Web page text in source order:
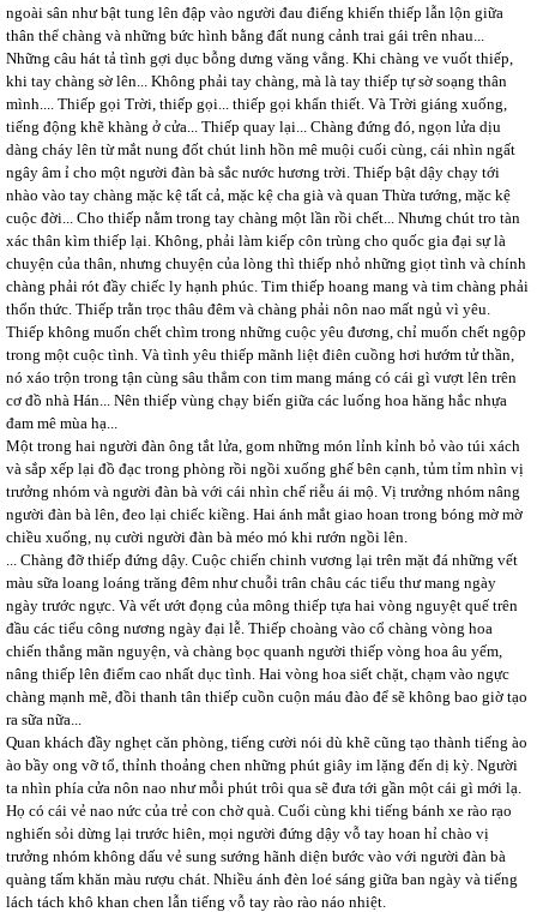
ngoài sân như bật tung lên đập vào người đau điếng khiến thiếp lẫn lộn giữa
thân thể chàng và những bức hình bằng đất nung cảnh trai gái trên nhau...
Những câu hát tả tình gợi dục bỗng dưng văng vẳng. Khi chàng ve vuốt thiếp,
khi tay chàng sờ lên... Không phải tay chàng, mà là tay thiếp tự sờ soạng thân
mình.... Thiếp gọi Trời, thiếp gọi... thiếp gọi khẩn thiết. Và Trời giáng xuống,
tiếng động khẽ khàng ở cửa... Thiếp quay lại... Chàng đứng đó, ngọn lửa dịu
dàng cháy lên từ mắt nung đốt chút linh hồn mê muội cuối cùng, cái nhìn ngất
ngây âm ỉ cho một người đàn bà sắc nước hương trời. Thiếp bật dậy chạy tới
nhào vào tay chàng mặc kệ tất cả, mặc kệ cha già và quan Thừa tướng, mặc kệ
cuộc đời... Cho thiếp nằm trong tay chàng một lần rồi chết... Nhưng chút tro tàn
xác thân kìm thiếp lại. Không, phải làm kiếp côn trùng cho quốc gia đại sự là
chuyện của thân, nhưng chuyện của lòng thì thiếp nhỏ những giọt tình và chính
chàng phải rót đầy chiếc ly hạnh phúc. Tim thiếp hoang mang và tim chàng phải
thổn thức. Thiếp trằn trọc thâu đêm và chàng phải nôn nao mất ngủ vì yêu.
Thiếp không muốn chết chìm trong những cuộc yêu đương, chỉ muốn chết ngộp
trong một cuộc tình. Và tình yêu thiếp mãnh liệt điên cuồng hơi hướm tử thần,
nó xáo trộn trong tận cùng sâu thẳm con tim mang máng có cái gì vượt lên trên
cơ đồ nhà Hán... Nên thiếp vùng chạy biến giữa các luống hoa hăng hắc nhựa
đam mê mùa hạ...
Một trong hai người đàn ông tắt lửa, gom những món lỉnh kỉnh bỏ vào túi xách
và sắp xếp lại đồ đạc trong phòng rồi ngồi xuống ghế bên cạnh, tủm tỉm nhìn vị
trưởng nhóm và người đàn bà với cái nhìn chế riễu ái mộ. Vị trưởng nhóm nâng
người đàn bà lên, đeo lại chiếc kiềng. Hai ánh mắt giao hoan trong bóng mờ mờ
chiều xuống, nụ cười người đàn bà méo mó khi rướn ngồi lên.
... Chàng đỡ thiếp đứng dậy. Cuộc chiến chinh vương lại trên mặt đá những vết
màu sữa loang loáng trăng đêm như chuỗi trân châu các tiểu thư mang ngày
ngày trước ngực. Và vết ướt đọng của mông thiếp tựa hai vòng nguyệt quế trên
đầu các tiểu công nương ngày đại lễ. Thiếp choàng vào cổ chàng vòng hoa
chiến thắng mãn nguyện, và chàng bọc quanh người thiếp vòng hoa âu yếm,
nâng thiếp lên điểm cao nhất dục tình. Hai vòng hoa siết chặt, chạm vào ngực
chàng mạnh mẽ, đồi thanh tân thiếp cuồn cuộn máu đào để sẽ không bao giờ tạo
ra sữa nữa...
Quan khách đầy nghẹt căn phòng, tiếng cười nói dù khẽ cũng tạo thành tiếng ào
ào bầy ong vỡ tổ, thỉnh thoảng chen những phút giây im lặng đến dị kỳ. Người
ta nhìn phía cửa nôn nao như mỗi phút trôi qua sẽ đưa tới gần một cái gì mới lạ.
Họ có cái vẻ nao nức của trẻ con chờ quà. Cuối cùng khi tiếng bánh xe rào rạo
nghiến sỏi dừng lại trước hiên, mọi người đứng dậy vỗ tay hoan hỉ chào vị
trưởng nhóm không dấu vẻ sung sướng hãnh diện bước vào với người đàn bà
quàng tấm khăn màu rượu chát. Nhiều ánh đèn loé sáng giữa ban ngày và tiếng
lách tách khô khan chen lẫn tiếng vỗ tay rào rào náo nhiệt.